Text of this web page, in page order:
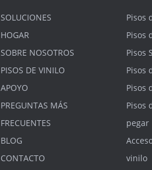
SOLUCIONES
HOGAR
SOBRE NOSOTROS
PISOS DE VINILO
APOYO
PREGUNTAS MÁS
FRECUENTES
BLOG
CONTACTO
Pisos
Pisos
Pisos
Pisos
Pisos
Pisos
pegar
vinilo